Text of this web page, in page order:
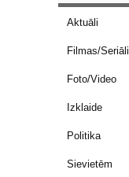
Aktuāli
Filmas/Seriāli
Foto/Video
Izklaide
Politika
Sievietēm